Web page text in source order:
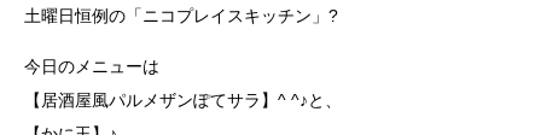
土曜日恒例の「ニコプレイスキッチン」?
今日のメニューは
【居酒屋風パルメザンぽてサラ】^ ^♪と、